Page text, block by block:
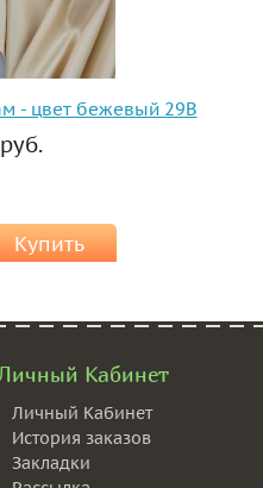
- цвет бежевый 29В
Купить
Кабинет
Личный Кабинет
История заказов
Закладки